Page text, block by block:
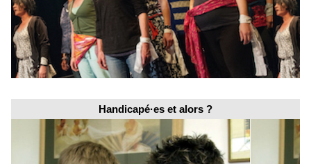
Handicapé·es et alors ?